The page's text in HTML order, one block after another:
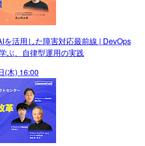
を活用した障害対応最前線 | DevOps
ぶ、自律型運用の実践
(木) 16:00